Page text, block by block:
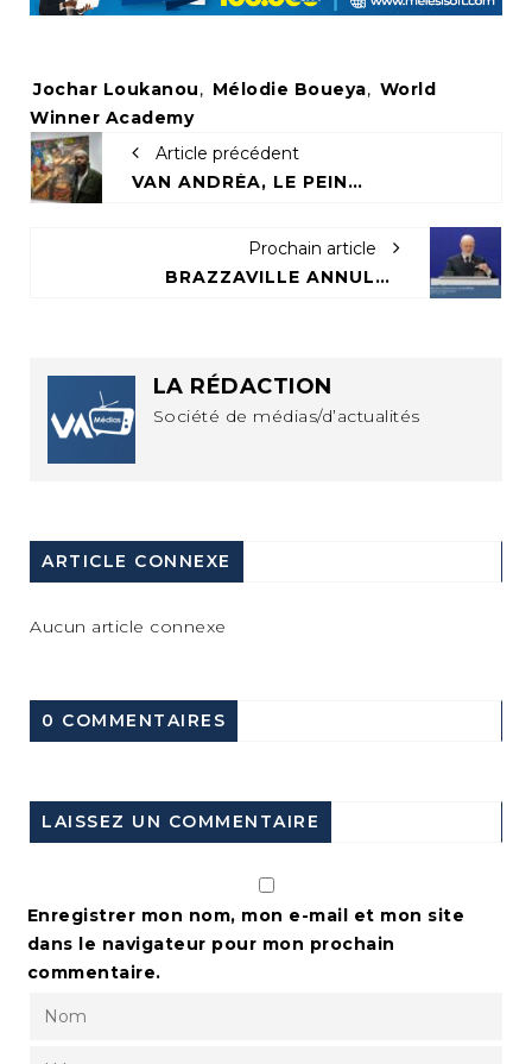
Tags:
Jochar Loukanou, Mélodie Boueya, World
Winner Academy
Article précédent
VAN ANDRÉA, LE PEINTRE QUI TRANSFORME LE PAGNE EN TÉMOIGNAGE VIVANT
Prochain article
BRAZZAVILLE ANNULE LE CONTRAT DE TERRES AVEC LE RWANDA POUR NON-RESPECT DES CLAUSES
LA RÉDACTION
Société de médias/d’actualités
ARTICLE CONNEXE
Aucun article connexe
0 COMMENTAIRES
LAISSEZ UN COMMENTAIRE
Enregistrer mon nom, mon e-mail et mon site
dans le navigateur pour mon prochain
commentaire.